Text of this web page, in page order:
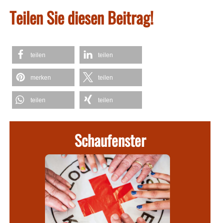
Teilen Sie diesen Beitrag!
teilen teilen
merken teilen
teilen teilen
Schaufenster